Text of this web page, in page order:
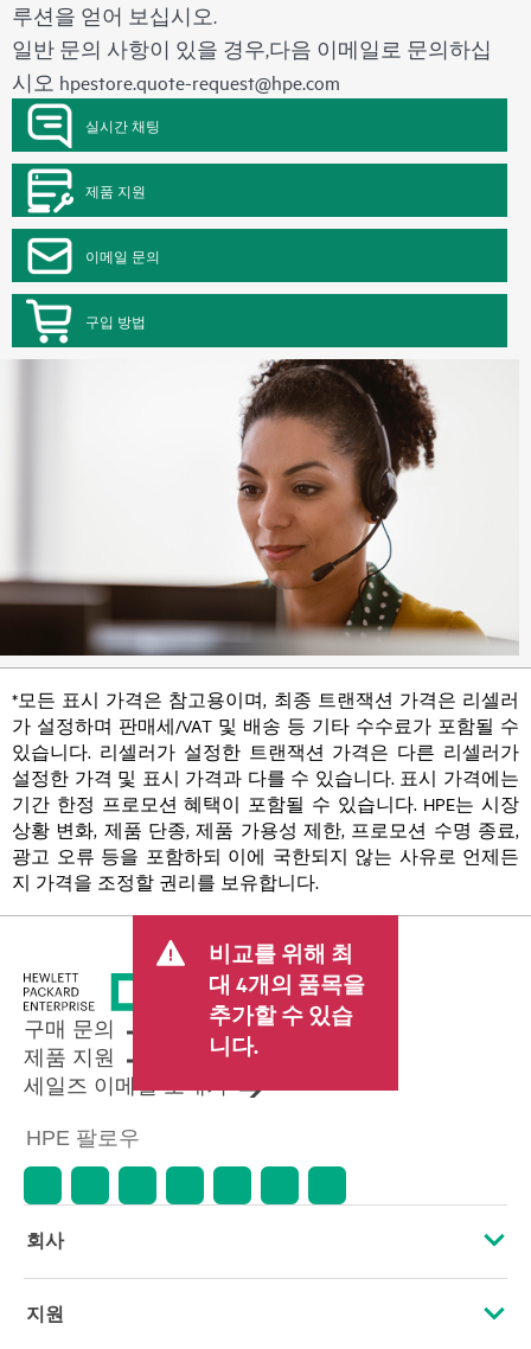
루션을 얻어 보십시오.
일반 문의 사항이 있을 경우,다음 이메일로 문의하십
시오 hpestore.quote-request@hpe.com
실시간 채팅
제품 지원
이메일 문의
구입 방법
*모든 표시 가격은 참고용이며, 최종 트랜잭션 가격은 리셀러
가 설정하며 판매세/VAT 및 배송 등 기타 수수료가 포함될 수
있습니다. 리셀러가 설정한 트랜잭션 가격은 다른 리셀러가
설정한 가격 및 표시 가격과 다를 수 있습니다. 표시 가격에는
기간 한정 프로모션 혜택이 포함될 수 있습니다. HPE는 시장
상황 변화, 제품 단종, 제품 가용성 제한, 프로모션 수명 종료,
광고 오류 등을 포함하되 이에 국한되지 않는 사유로 언제든
지 가격을 조정할 권리를 보유합니다.
비교를 위해 최
대 4개의 품목을
추가할 수 있습
니다.
구매 문의
제품 지원
세일즈 이메일 보내기
HPE 팔로우
회사
HPE 소개
지원